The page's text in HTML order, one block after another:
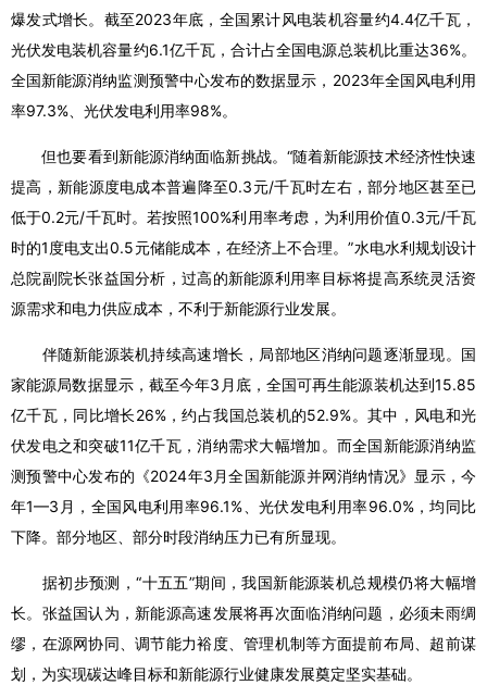
爆发式增长。截至2023年底，全国累计风电装机容量约4.4亿千瓦，
光伏发电装机容量约6.1亿千瓦，合计占全国电源总装机比重达36%。
全国新能源消纳监测预警中心发布的数据显示，2023年全国风电利用
率97.3%、光伏发电利用率98%。
但也要看到新能源消纳面临新挑战。“随着新能源技术经济性快速
提高，新能源度电成本普遍降至0.3元/千瓦时左右，部分地区甚至已
低于0.2元/千瓦时。若按照100%利用率考虑，为利用价值0.3元/千瓦
时的1度电支出0.5元储能成本，在经济上不合理。”水电水利规划设计
总院副院长张益国分析，过高的新能源利用率目标将提高系统灵活资
源需求和电力供应成本，不利于新能源行业发展。
伴随新能源装机持续高速增长，局部地区消纳问题逐渐显现。国
家能源局数据显示，截至今年3月底，全国可再生能源装机达到15.85
亿千瓦，同比增长26%，约占我国总装机的52.9%。其中，风电和光
伏发电之和突破11亿千瓦，消纳需求大幅增加。而全国新能源消纳监
测预警中心发布的《2024年3月全国新能源并网消纳情况》显示，今
年1—3月，全国风电利用率96.1%、光伏发电利用率96.0%，均同比
下降。部分地区、部分时段消纳压力已有所显现。
据初步预测，“十五五”期间，我国新能源装机总规模仍将大幅增
长。张益国认为，新能源高速发展将再次面临消纳问题，必须未雨绸
缪，在源网协同、调节能力裕度、管理机制等方面提前布局、超前谋
划，为实现碳达峰目标和新能源行业健康发展奠定坚实基础。